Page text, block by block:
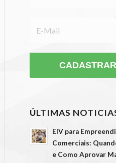
ÚLTIMAS
EIV para
Comerciais:
e Como Aprovar